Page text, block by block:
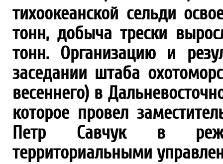
тихоокеанской сельди
тонн, добыча трески
тонн. Организацию и
заседании штаба
весеннего) в
которое провел
Петр Савчук в
территориальными